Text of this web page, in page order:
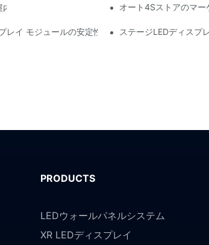
LEDスクリーン向け飛行動力警告システム
オート4Sストアのマ
レイ モジュールの安定性はどの程度ですか?
ステージLEDディスプ
PRODUCTS
LEDウォールパネルシステム
XR LEDディスプレイ